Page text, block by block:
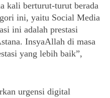
kali berturut-turut berada
ini, yaitu Social Media
ini adalah prestasi
InsyaAllah di masa
yang lebih baik”,
urgensi digital